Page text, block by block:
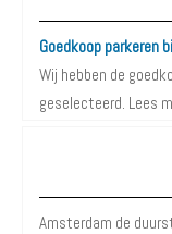
Goedkoop parkeren
Wij hebben de
geselecteerd. Lees
Amsterdam de